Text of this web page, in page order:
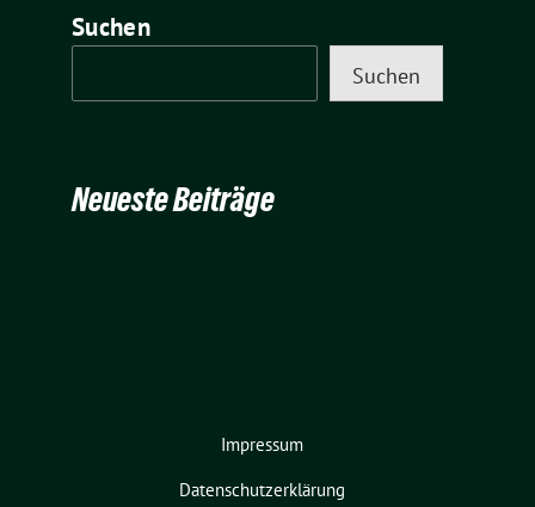
Suchen
Suchen
Neueste Beiträge
Impressum
Datenschutzerklärung